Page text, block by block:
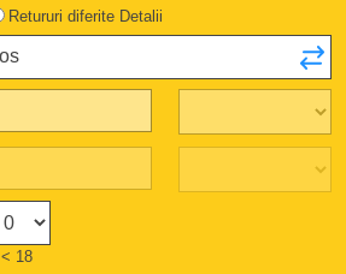
Retururi diferite Detalii
< 18